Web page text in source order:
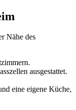
Nähe des
ausgestattet.
eine eigene Küche,